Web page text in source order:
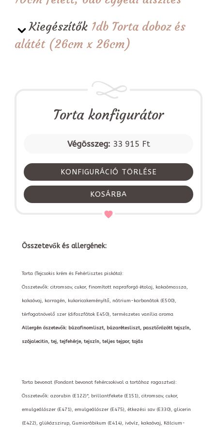
Kiegészítők 1db Torta doboz és
alátét (26cm x 26cm)
Torta konfigurátor
Végösszeg: 33 915 Ft
KONFIGURÁCIÓ TÖRLÉSE
KOSÁRBA
Összetevők és allergének:
Torta (Tejcsokis krém és Fehérlisztes piskóta):
Összetevők: citromsav, cukor, finomított napraforgó étolaj, kakaómassza,
kakaóvaj, karragén, kukoricakeményítő, nátrium-karbonátok (E500),
térfogatnövelő szer (difoszfátok E450), természetes vanília aroma
Allergén öszetevők: búzafinomliszt, búzarétesliszt, pasztőrözött tejszín,
szójalecitin, tej, tejfehérje, tejszín, teljes tejpor, tojás
Torta bevonat (Fondant bevonat fehércsokival a tortához ragasztva):
Összetevők: azorubin (E122)*, brillantfekete (E151), citromsav, cukor,
emulgeálószer (E471), emulgeálószer (E475), étkezési sav (E330), glicerin
(E422), glükózszirup, Gumiarábikum (E414), ivóvíz, kakaóvaj, Kálcium-